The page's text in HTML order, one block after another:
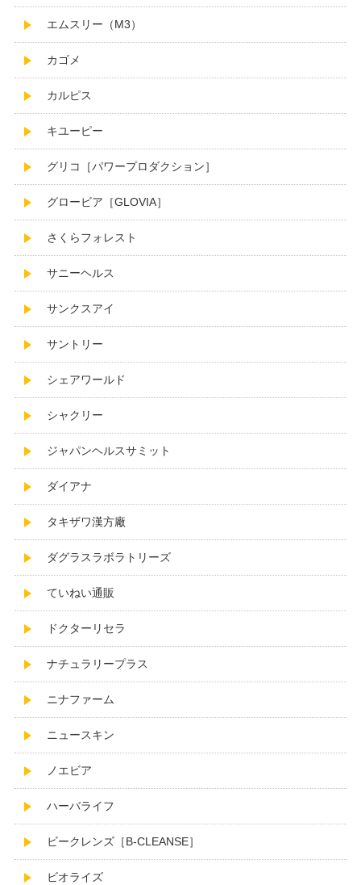
エムスリー（M3）
カゴメ
カルピス
キユーピー
グリコ［パワープロダクション］
グロービア［GLOVIA］
さくらフォレスト
サニーヘルス
サンクスアイ
サントリー
シェアワールド
シャクリー
ジャパンヘルスサミット
ダイアナ
タキザワ漢方廠
ダグラスラボラトリーズ
ていねい通販
ドクターリセラ
ナチュラリープラス
ニナファーム
ニュースキン
ノエビア
ハーバライフ
ビークレンズ［B-CLEANSE］
ビオライズ